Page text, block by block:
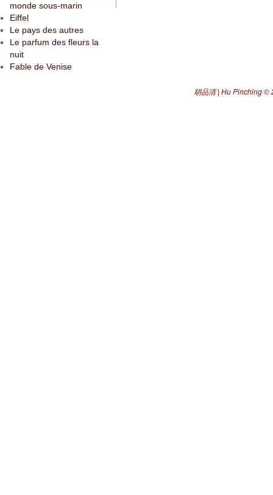
monde sous-marin
Eiffel
Le pays des autres
Le parfum des fleurs la
nuit
Fable de Venise
胡品清 | Hu Pinching©